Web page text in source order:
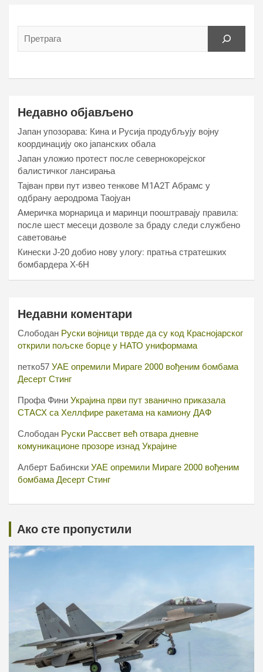
Недавно објављено
Јапан упозорава: Кина и Русија продубљују војну
координацију око јапанских обала
Јапан уложио протест после севернокорејског
балистичког лансирања
Тајван први пут извео тенкове М1А2Т Абрамс у
одбрану аеродрома Таојуан
Америчка морнарица и маринци пооштравају правила:
после шест месеци дозволе за браду следи службено
саветовање
Кинески Ј-20 добио нову улогу: пратња стратешких
бомбардера Х-6Н
Недавни коментари
Слободан Руски војници тврде да су код Краснојарског
открили пољске борце у НАТО униформама
петко57 УАЕ опремили Мираге 2000 вођеним бомбама
Десерт Стинг
Профа Фини Украјина први пут званично приказала
СТАСХ са Хеллфире ракетама на камиону ДАФ
Слободан Руски Рассвет већ отвара дневне
комуникационе прозоре изнад Украјине
Алберт Бабински УАЕ опремили Мираге 2000 вођеним
бомбама Десерт Стинг
Ако сте пропустили